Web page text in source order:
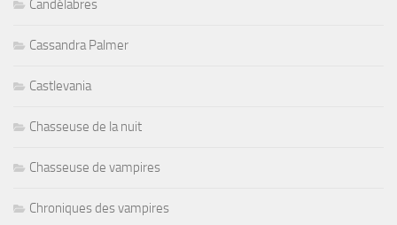
Candélabres
Cassandra Palmer
Castlevania
Chasseuse de la nuit
Chasseuse de vampires
Chroniques des vampires